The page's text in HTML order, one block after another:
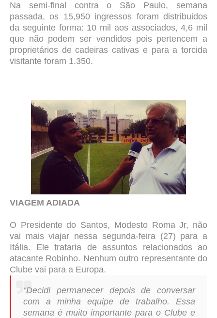
Na semi-final contra o São Paulo, semana
passada, os 15,950 ingressos foram distribuidos
da seguinte forma: 10 mil aos associados,4,6 mil
que não podem ser vendidos pois pertencem a
proprietários de cadeiras cativas e para a torcida
visitante foram 1.350.
VIAGEM ADIADA
O Presidente do Santos, Modesto Roma Jr, não
vai mais viajar nessa segunda-feira (27) para a
Itália. Ele trataria de assuntos relacionados ao
atacante Robinho. Nenhum outro representante do
Clube vai para a Europa.
“Decidi permanecer depois de conversar
com a minha equipe de trabalho. Essa
semana é muito importante para o Clube e